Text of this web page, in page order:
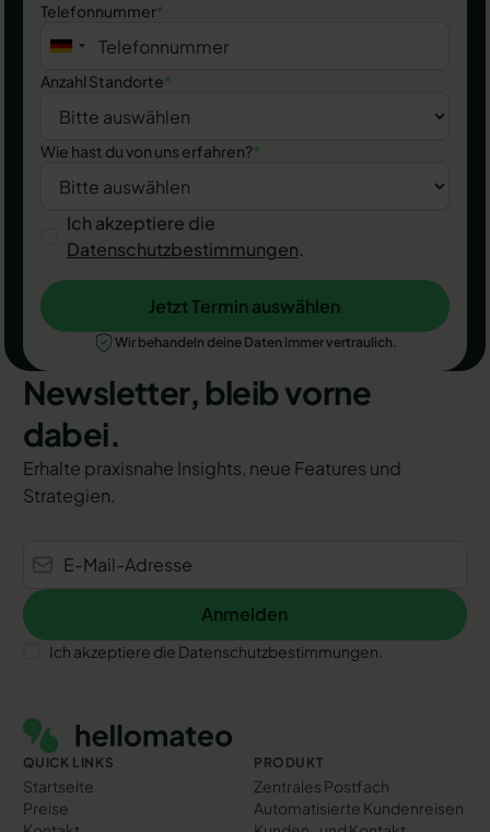
Telefonnummer*
Anzahl Standorte*
Wie hast du von uns erfahren?*
Ich akzeptiere die
Datenschutzbestimmungen.
Jetzt Termin auswählen
Jetzt Termin auswählen
Wir behandeln deine Daten immer vertraulich.
Newsletter, bleib vorne
dabei.
Erhalte praxisnahe Insights, neue Features und
Strategien.
Anmelden
Anmelden
Ich akzeptiere die Datenschutzbestimmungen.
QUICK LINKS
Startseite
Preise
PRODUKT
Zentrales Postfach
Automatisierte Kundenreisen